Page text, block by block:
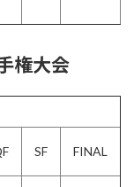
権大会
SF FINAL